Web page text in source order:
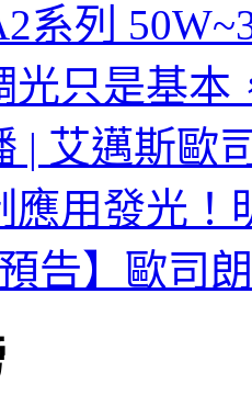
系列
光只是基本
| 艾邁斯歐
應用發光！
預告】歐司